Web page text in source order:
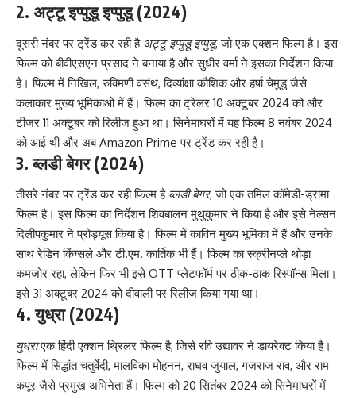
2. अट्टू इप्पुडू इप्पुडू(2024)
दूसरी नंबर पर ट्रेंड कर रही है अट्टू इप्पुडू इप्पुडू, जो एक एक्शन फिल्म है। इस
फिल्म को बीवीएसएन प्रसाद ने बनाया है और सुधीर वर्मा ने इसका निर्देशन किया
है। फिल्म में निखिल, रुक्मिणी वसंथ, दिव्यांक्षा कौशिक और हर्षा चेमुडु जैसे
कलाकार मुख्य भूमिकाओं में हैं। फिल्म का ट्रेलर 10 अक्टूबर 2024 को और
टीजर 11 अक्टूबर को रिलीज हुआ था। सिनेमाघरों में यह फिल्म 8 नवंबर 2024
को आई थी और अब Amazon Prime पर ट्रेंड कर रही है।
3.ब्लडी बेगर(2024)
तीसरे नंबर पर ट्रेंड कर रही फिल्म है ब्लडी बेगर, जो एक तमिल कॉमेडी-ड्रामा
फिल्म है। इस फिल्म का निर्देशन शिवबालन मुथुकुमार ने किया है और इसे नेल्सन
दिलीपकुमार ने प्रोड्यूस किया है। फिल्म में काविन मुख्य भूमिका में हैं और उनके
साथ रेडिन किंग्सले और टी.एम. कार्तिक भी हैं। फिल्म का स्क्रीनप्ले थोड़ा
कमजोर रहा, लेकिन फिर भी इसे OTT प्लेटफॉर्म पर ठीक-ठाक रिस्पॉन्स मिला।
इसे 31 अक्टूबर 2024 को दीवाली पर रिलीज किया गया था।
4.युध्रा(2024)
युध्राएक हिंदी एक्शन थ्रिलर फिल्म है, जिसे रवि उद्यावर ने डायरेक्ट किया है।
फिल्म में सिद्धांत चतुर्वेदी, मालविका मोहनन, राघव जुयाल, गजराज राव, और राम
कपूर जैसे प्रमुख अभिनेता हैं। फिल्म को 20 सितंबर 2024 को सिनेमाघरों में